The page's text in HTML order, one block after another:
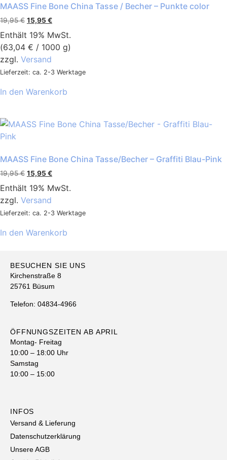
MAASS Fine Bone China Tasse / Becher – Punkte color
19,95€ 15,95€
Enthält 19% MwSt.
(63,04 € / 1000 g)
zzgl. Versand
Lieferzeit: ca. 2-3 Werktage
In den Warenkorb
MAASS Fine Bone China Tasse/Becher – Graffiti Blau-Pink
19,95€ 15,95€
Enthält 19% MwSt.
zzgl. Versand
Lieferzeit: ca. 2-3 Werktage
In den Warenkorb
BESUCHEN SIE UNS
Kirchenstraße 8
25761 Büsum
Telefon: 04834-4966
ÖFFNUNGSZEITEN AB APRIL
Montag- Freitag
10:00 – 18:00 Uhr
Samstag
10:00 – 15:00
INFOS
Versand & Lieferung
Datenschutzerklärung
Unsere AGB